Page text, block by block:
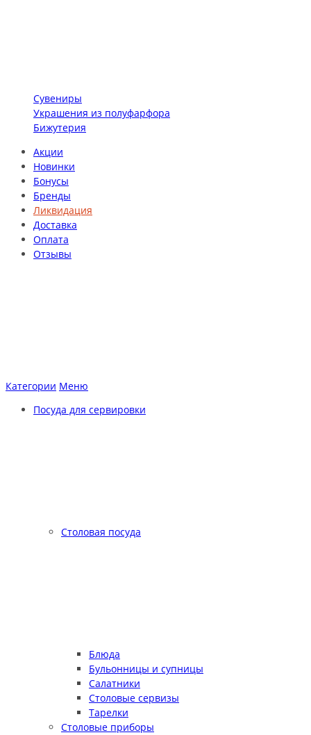
Сувениры
Украшения из полуфарфора
Бижутерия
Акции
Новинки
Бонусы
Бренды
Ликвидация
Доставка
Оплата
Отзывы
Категории Меню
Посуда для сервировки
Столовая посуда
Блюда
Бульонницы и супницы
Салатники
Столовые сервизы
Тарелки
Столовые приборы